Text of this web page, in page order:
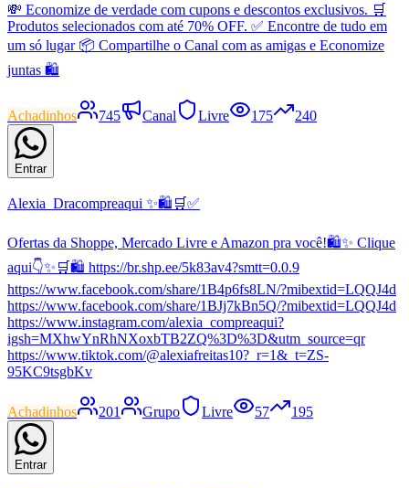
💸 Economize de verdade com cupons e descontos exclusivos. 🛒
Produtos selecionados com até 70% OFF. ✅ Encontre de tudo em
um só lugar 📦 Compartilhe o Canal com as amigas e Economize
juntas 🛍
Achadinhos 745 Canal Livre 175 240
Entrar
Alexia_Dracompreaqui ✨🛍️🛒✅
Ofertas da Shoppe, Mercado Livre e Amazon pra você!🛍️✨ Clique
aqui👇✨🛒🛍️ https://br.shp.ee/5k83av4?smtt=0.0.9
https://www.facebook.com/share/1B4p6fs8LN/?mibextid=LQQJ4d
https://www.facebook.com/share/1BJj7kBn5Q/?mibextid=LQQJ4d
https://www.instagram.com/alexia_compreaqui?
igsh=MXhwYnRhNXoxbTB2ZQ%3D%3D&utm_source=qr
https://www.tiktok.com/@alexiafreitas10?_r=1&_t=ZS-
95KC9tsgbKv
Achadinhos 201 Grupo Livre 57 195
Entrar